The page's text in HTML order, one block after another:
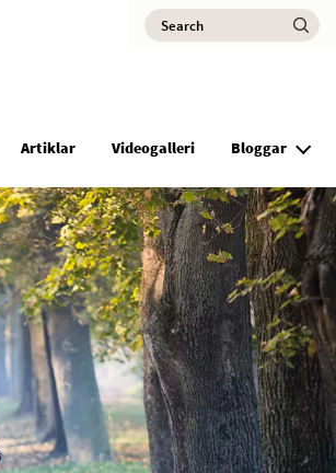
Search
Artiklar Videogalleri Bloggar
Anhöriga är viktiga
MS är en sjukdom som angår alla.